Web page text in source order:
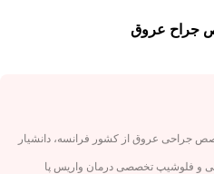
جراح عروق
جراحی عروق از کشور فرانسه، دانشیار
و فلوشیپ تخصصی درمان واریس پا